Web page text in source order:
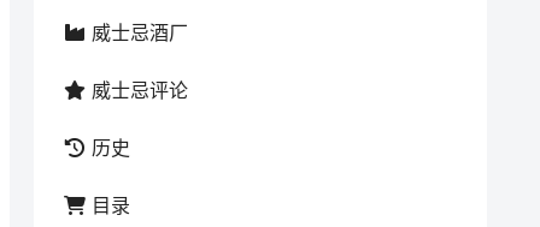
威士忌酒厂
威士忌评论
历史
目录